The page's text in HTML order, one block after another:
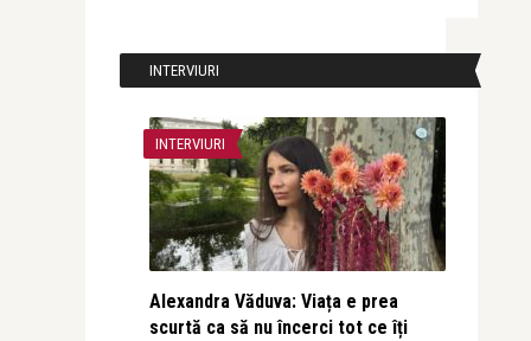
INTERVIURI
INTERVIURI
Alexandra Văduva: Viața e prea
scurtă ca să nu încerci tot ce îți